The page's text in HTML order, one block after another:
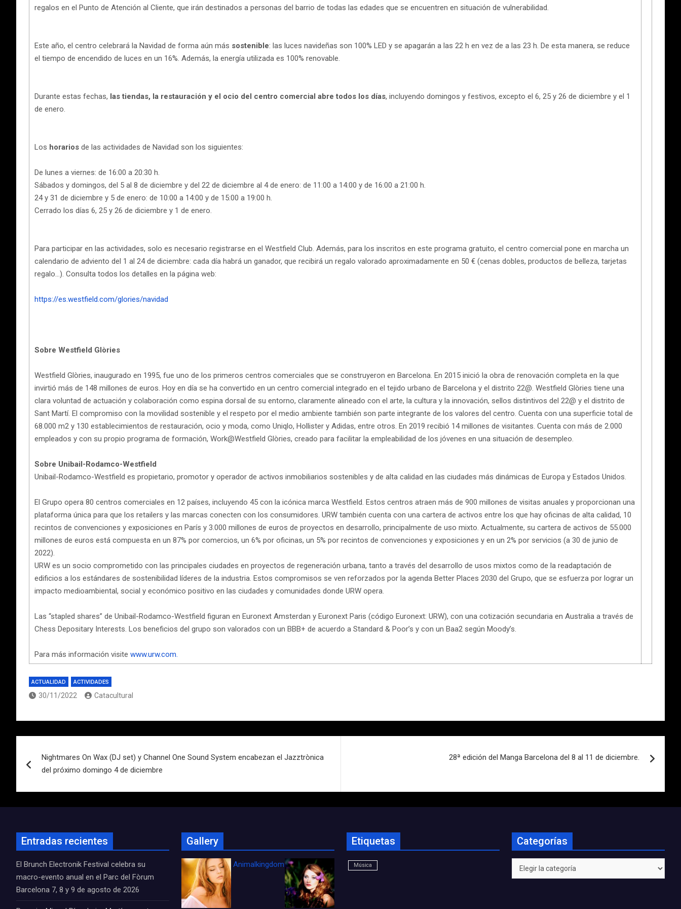
regalos en el Punto de Atención al Cliente, que irán destinados a personas del barrio de todas las edades que se encuentren en situación de vulnerabilidad.
Este año, el centro celebrará la Navidad de forma aún más sostenible: las luces navideñas son 100% LED y se apagarán a las 22 h en vez de a las 23 h. De esta manera, se reduce
el tiempo de encendido de luces en un 16%. Además, la energía utilizada es 100% renovable.
Durante estas fechas, las tiendas, la restauración y el ocio del centro comercial abre todos los días, incluyendo domingos y festivos, excepto el 6, 25 y 26 de diciembre y el 1
de enero.
Los horarios de las actividades de Navidad son los siguientes:
De lunes a viernes: de 16:00 a 20:30 h.
Sábados y domingos, del 5 al 8 de diciembre y del 22 de diciembre al 4 de enero: de 11:00 a 14:00 y de 16:00 a 21:00 h.
24 y 31 de diciembre y 5 de enero: de 10:00 a 14:00 y de 15:00 a 19:00 h.
Cerrado los días 6, 25 y 26 de diciembre y 1 de enero.
Para participar en las actividades, solo es necesario registrarse en el Westfield Club. Además, para los inscritos en este programa gratuito, el centro comercial pone en marcha un
calendario de adviento del 1 al 24 de diciembre: cada día habrá un ganador, que recibirá un regalo valorado aproximadamente en 50 € (cenas dobles, productos de belleza, tarjetas
regalo…). Consulta todos los detalles en la página web:
https://es.westfield.com/glories/navidad
Sobre Westfield Glòries
Westfield Glòries, inaugurado en 1995, fue uno de los primeros centros comerciales que se construyeron en Barcelona. En 2015 inició la obra de renovación completa en la que
invirtió más de 148 millones de euros. Hoy en día se ha convertido en un centro comercial integrado en el tejido urbano de Barcelona y el distrito 22@. Westfield Glòries tiene una
clara voluntad de actuación y colaboración como espina dorsal de su entorno, claramente alineado con el arte, la cultura y la innovación, sellos distintivos del 22@ y el distrito de
Sant Martí. El compromiso con la movilidad sostenible y el respeto por el medio ambiente también son parte integrante de los valores del centro. Cuenta con una superficie total de
68.000 m2 y 130 establecimientos de restauración, ocio y moda, como Uniqlo, Hollister y Adidas, entre otros. En 2019 recibió 14 millones de visitantes. Cuenta con más de 2.000
empleados y con su propio programa de formación, Work@Westfield Glòries, creado para facilitar la empleabilidad de los jóvenes en una situación de desempleo.
Sobre Unibail-Rodamco-Westfield
Unibail-Rodamco-Westfield es propietario, promotor y operador de activos inmobiliarios sostenibles y de alta calidad en las ciudades más dinámicas de Europa y Estados Unidos.
El Grupo opera 80 centros comerciales en 12 países, incluyendo 45 con la icónica marca Westfield. Estos centros atraen más de 900 millones de visitas anuales y proporcionan una
plataforma única para que los retailers y las marcas conecten con los consumidores. URW también cuenta con una cartera de activos entre los que hay oficinas de alta calidad, 10
recintos de convenciones y exposiciones en París y 3.000 millones de euros de proyectos en desarrollo, principalmente de uso mixto. Actualmente, su cartera de activos de 55.000
millones de euros está compuesta en un 87% por comercios, un 6% por oficinas, un 5% por recintos de convenciones y exposiciones y en un 2% por servicios (a 30 de junio de
2022).
URW es un socio comprometido con las principales ciudades en proyectos de regeneración urbana, tanto a través del desarrollo de usos mixtos como de la readaptación de
edificios a los estándares de sostenibilidad líderes de la industria. Estos compromisos se ven reforzados por la agenda Better Places 2030 del Grupo, que se esfuerza por lograr un
impacto medioambiental, social y económico positivo en las ciudades y comunidades donde URW opera.
Las “stapled shares” de Unibail-Rodamco-Westfield figuran en Euronext Amsterdan y Euronext Paris (código Euronext: URW), con una cotización secundaria en Australia a través de
Chess Depositary Interests. Los beneficios del grupo son valorados con un BBB+ de acuerdo a Standard & Poor’s y con un Baa2 según Moody’s.
Para más información visite www.urw.com.
ACTUALIDAD ACTIVIDADES
30/11/2022 Catacultural
de
entradas
Nightmares On Wax (DJ set) y Channel One Sound System encabezan el Jazztrònica
del próximo domingo 4 de diciembre
28ª edición del Manga Barcelona del 8 al 11 de diciembre.
Entradas recientes
El Brunch Electronik Festival celebra su
macro-evento anual en el Parc del Fòrum
Barcelona 7, 8 y 9 de agosto de 2026
Gallery
Animalkingdom_FichaCine
Etiquetas
Música
Categorías
Categorías